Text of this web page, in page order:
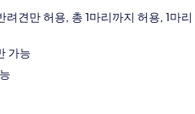
견만 허용, 총 1마리까지 허용, 1마리
가능